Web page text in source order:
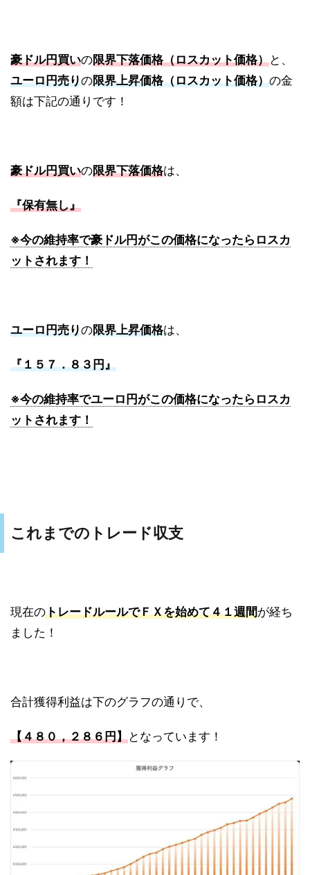
豪ドル円買いの限界下落価格（ロスカット価格）と、
ユーロ円売りの限界上昇価格（ロスカット価格）の金
額は下記の通りです！
豪ドル円買いの限界下落価格は、
『保有無し』
※今の維持率で豪ドル円がこの価格になったらロスカ
ットされます！
ユーロ円売りの限界上昇価格は、
『１５７．８３円』
※今の維持率でユーロ円がこの価格になったらロスカ
ットされます！
これまでのトレード収支
現在のトレードルールでＦＸを始めて４１週間が経ち
ました！
合計獲得利益は下のグラフの通りで、
【４８０，２８６円】となっています！